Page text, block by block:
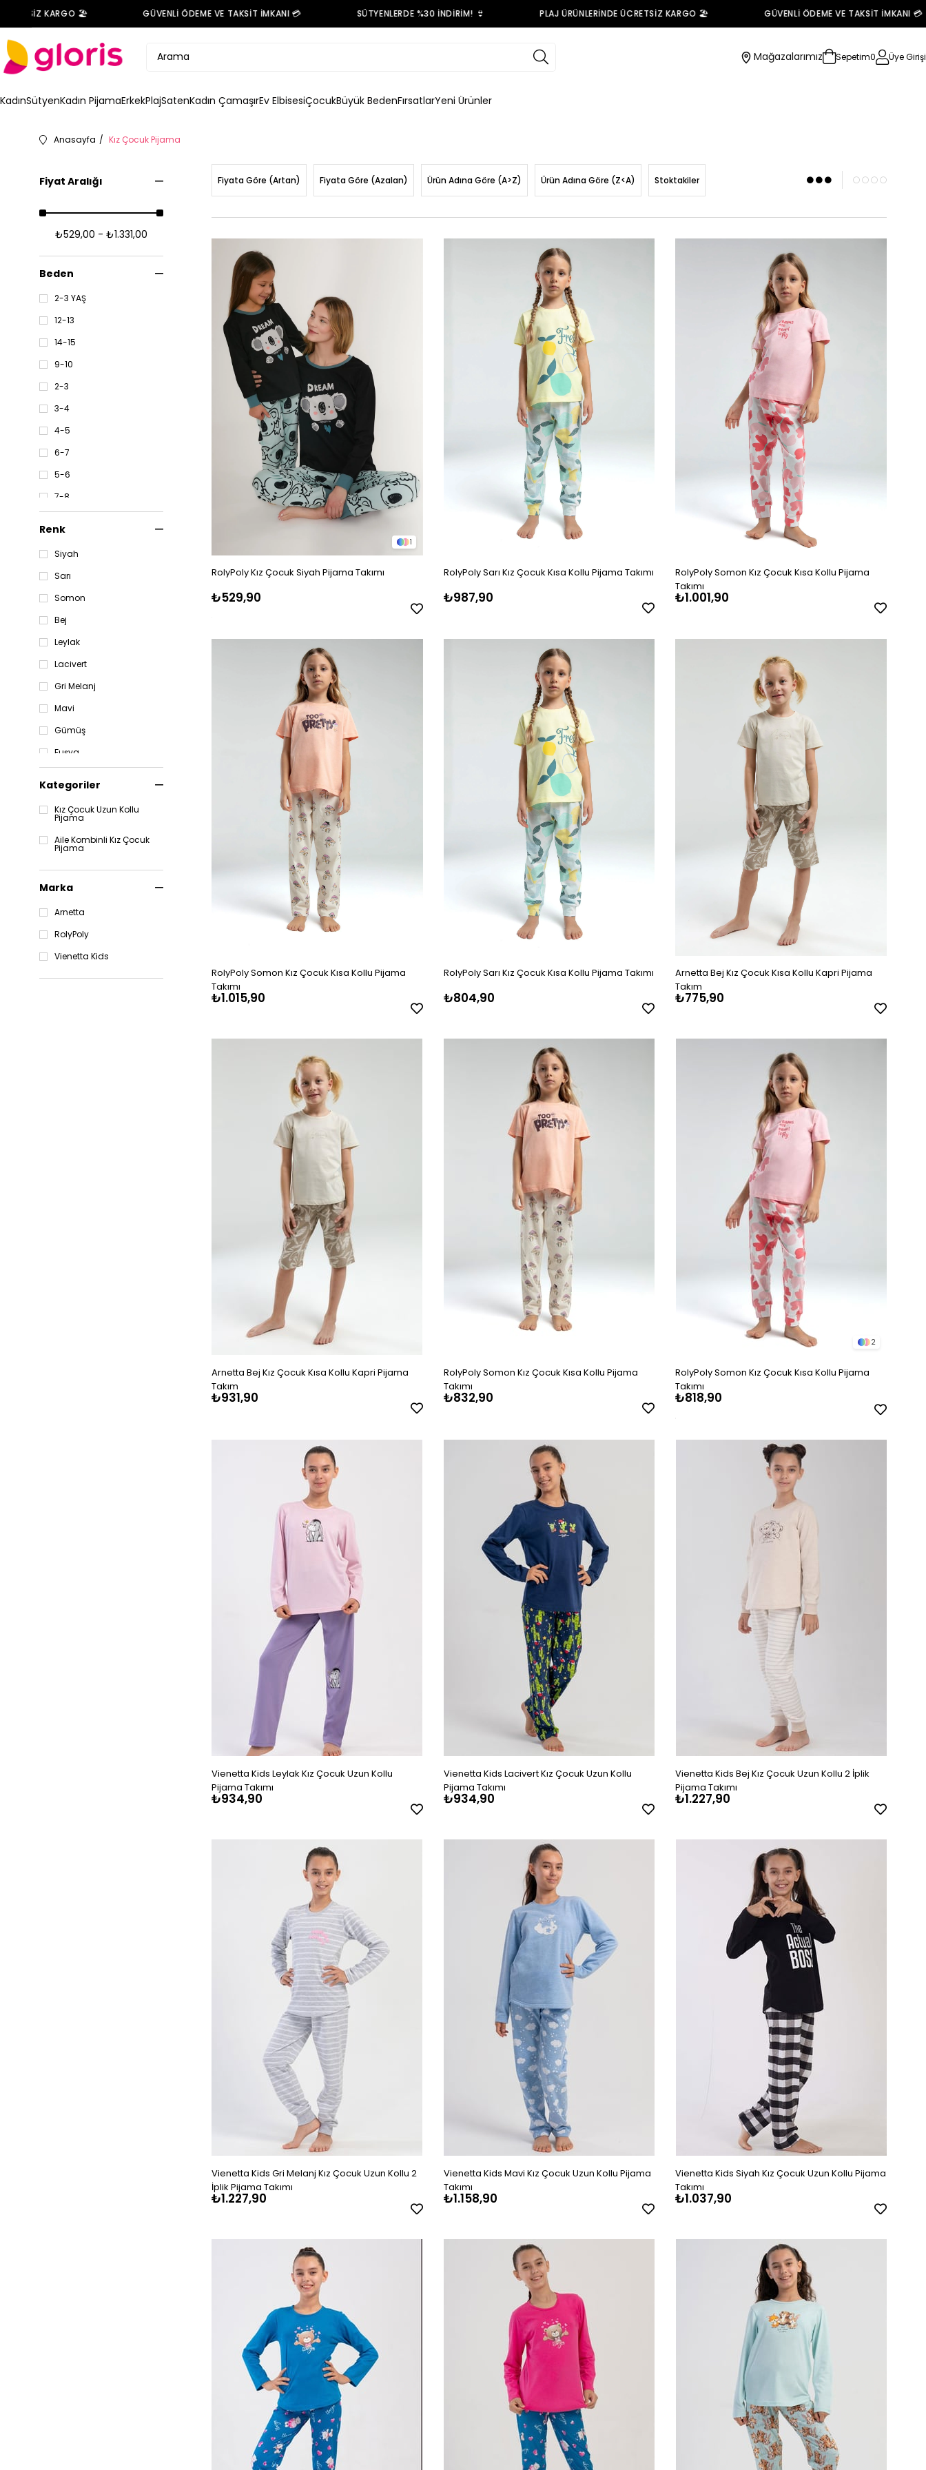
KARGO 🏖️ GÜVENLİ ÖDEME VE TAKSİT İMKANI 💳 SÜTYENLERDE %30 İNDİRİM! 👙 PLAJ ÜRÜNLERİNDE ÜCRETSİZ KARGO 🏖️ GÜVENLİ ÖDEME VE TAKSİT İMKANI 💳
Mağazalarımız Sepetim0 Üye Girişi
KadınSütyenKadın PijamaErkekPlajSatenKadın ÇamaşırEv ElbisesiÇocukBüyük BedenFırsatlarYeni Ürünler
Anasayfa Kız Çocuk Pijama
Fiyat Aralığı
₺529,00 - ₺1.331,00
Beden
2-3 YAŞ
12-13
14-15
9-10
2-3
3-4
4-5
6-7
5-6
7-8
13-14
Renk
Siyah
Sarı
Somon
Bej
Leylak
Lacivert
Gri Melanj
Mavi
Gümüş
Fuşya
İndigo
Gri
Kategoriler
Kız Çocuk Uzun Kollu
Pijama
Aile Kombinli Kız Çocuk
Pijama
Marka
Arnetta
RolyPoly
Vienetta Kids
Fiyata Göre (Artan) Fiyata Göre (Azalan) Ürün Adına Göre (A>Z) Ürün Adına Göre (Z<A) Stoktakiler
1
RolyPoly Kız Çocuk Siyah Pijama Takımı
₺529,90
RolyPoly Sarı Kız Çocuk Kısa Kollu Pijama Takımı
₺987,90
RolyPoly Somon Kız Çocuk Kısa Kollu Pijama
Takımı
₺1.001,90
RolyPoly Somon Kız Çocuk Kısa Kollu Pijama
Takımı
₺1.015,90
RolyPoly Sarı Kız Çocuk Kısa Kollu Pijama Takımı
₺804,90
Arnetta Bej Kız Çocuk Kısa Kollu Kapri Pijama
Takım
₺775,90
Arnetta Bej Kız Çocuk Kısa Kollu Kapri Pijama
Takım
₺931,90
RolyPoly Somon Kız Çocuk Kısa Kollu Pijama
Takımı
₺832,90
2
RolyPoly Somon Kız Çocuk Kısa Kollu Pijama
Takımı
₺818,90
Vienetta Kids Leylak Kız Çocuk Uzun Kollu
Pijama Takımı
₺934,90
Vienetta Kids Lacivert Kız Çocuk Uzun Kollu
Pijama Takımı
₺934,90
Vienetta Kids Bej Kız Çocuk Uzun Kollu 2 İplik
Pijama Takımı
₺1.227,90
Vienetta Kids Gri Melanj Kız Çocuk Uzun Kollu 2
İplik Pijama Takımı
₺1.227,90
Vienetta Kids Mavi Kız Çocuk Uzun Kollu Pijama
Takımı
₺1.158,90
Vienetta Kids Siyah Kız Çocuk Uzun Kollu Pijama
Takımı
₺1.037,90